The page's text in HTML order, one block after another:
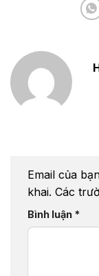
Email của
khai. Các
Bình luận *